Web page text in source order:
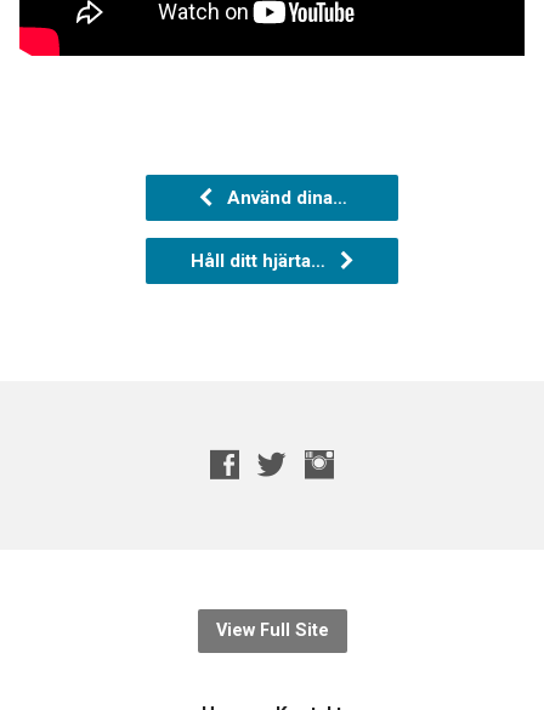
Använd dina…
Håll ditt hjärta…
View Full Site